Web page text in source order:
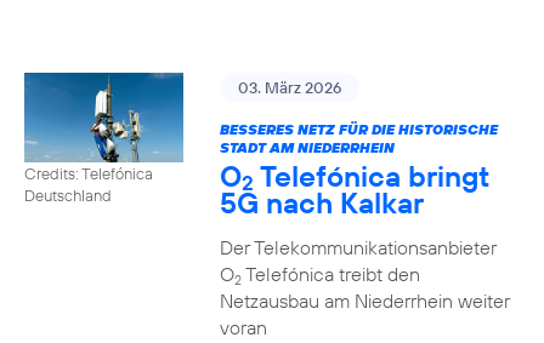
Credits: Telefónica
Deutschland
03. März 2026
BESSERES NETZ FÜR DIE HISTORISCHE
STADT AM NIEDERRHEIN
O2 Telefónica bringt
5G nach Kalkar
Der Telekommunikationsanbieter
O2Telefónica treibt den
Netzausbau am Niederrhein weiter
voran